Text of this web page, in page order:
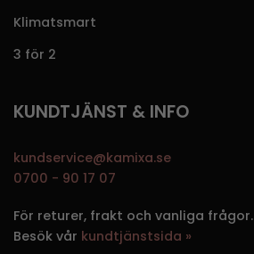
Klimatsmart
3 för 2
KUNDTJÄNST & INFO
kundservice@kamixa.se
0700 - 90 17 07
För returer, frakt och vanliga frågor.
Besök vår kundtjänstsida »